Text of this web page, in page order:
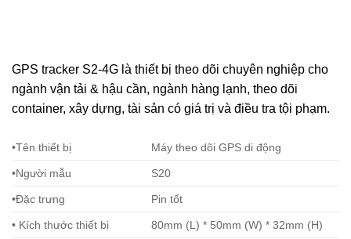
GPS tracker S2-4G là thiết bị theo dõi chuyên nghiệp cho
ngành vận tải & hậu cần, ngành hàng lạnh, theo dõi
container, xây dựng, tài sản có giá trị và điều tra tội phạm.
•Tên thiết bị Máy theo dõi GPS di động
•Người mẫu S20
•Đặc trưng Pin tốt
• Kích thước thiết bị 80mm (L) * 50mm (W) * 32mm (H)